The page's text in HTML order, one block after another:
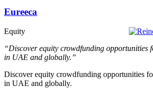
Eureeca
Equity
“Discover equity crowdfunding opportunities
in UAE and globally.”
Discover equity crowdfunding opportunities
in UAE and globally.